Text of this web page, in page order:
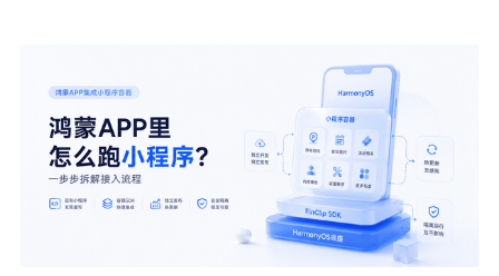
就出现了——第三方代码跑在自己的APP里，企业能管住
它吗？ 特别是金融类APP，第三方小程序在运行时会调用
摄像头、读取位置、上传数据、对接支付。如果不加以管
控，某个小程序出现安全漏洞或恶意行为，受损的是宿主
APP的声誉和数据安全。更麻烦的是，这些小程序不是自
己开发的，无法要求对方"按规范写代码"，只能在运行时加
箱，让第三方代码在可控的边界内运行。 二、先介绍下小